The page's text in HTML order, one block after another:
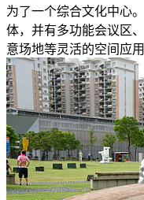
为了一个综合文化中心
体，并有多功能会议区
意场地等灵活的空间应用